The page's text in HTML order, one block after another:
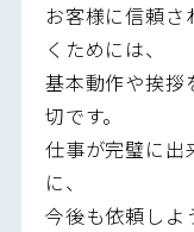
お客様に信頼さ
くためには、
基本動作や挨拶
切です。
仕事が完璧に出
に、
今後も依頼しよ